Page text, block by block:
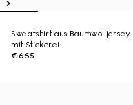
Sweatshirt aus Baumwolljersey
mit Stickerei
€ 665